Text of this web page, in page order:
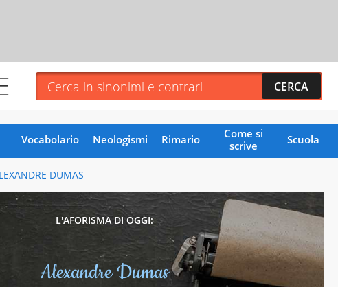
Vocabolario Neologismi Rimario
Come si
scrive
Scuola
DUMAS
L'AFORISMA DI OGGI:
Alexandre Dumas